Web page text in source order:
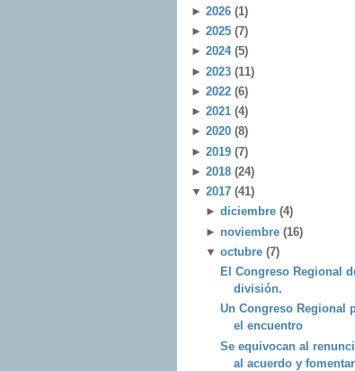
► 2026 (1)
► 2025 (7)
► 2024 (5)
► 2023 (11)
► 2022 (6)
► 2021 (4)
► 2020 (8)
► 2019 (7)
► 2018 (24)
▼ 2017 (41)
► diciembre (4)
► noviembre (16)
▼ octubre (7)
El Congreso Regional
división.
Un Congreso Regional
el encuentro
Se equivocan al
al acuerdo y fomentar